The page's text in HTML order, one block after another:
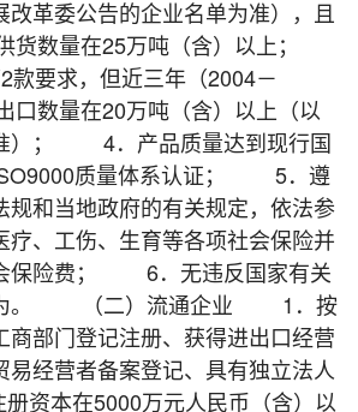
改革委公告的企业名单为准），且
货数量在25万吨（含）以上；
要求，但近三年（2004－
口数量在20万吨（含）以上（以
）； 4．产品质量达到现行国
质量体系认证； 5．遵
规和当地政府的有关规定，依法参
疗、工伤、生育等各项社会保险并
保险费； 6．无违反国家有关
为。 （二）流通企业 1．按
商部门登记注册、获得进出口经营
易经营者备案登记、具有独立法人
本在5000万元人民币（含）以